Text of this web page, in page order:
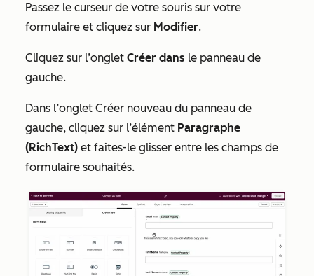
Passez le curseur de votre souris sur votre
formulaire et cliquez sur Modifier.
Cliquez sur l’onglet Créer dans le panneau de
gauche.
Dans l’onglet Créer nouveau du panneau de
gauche, cliquez sur l’élément Paragraphe
(RichText) et faites-le glisser entre les champs de
formulaire souhaités.